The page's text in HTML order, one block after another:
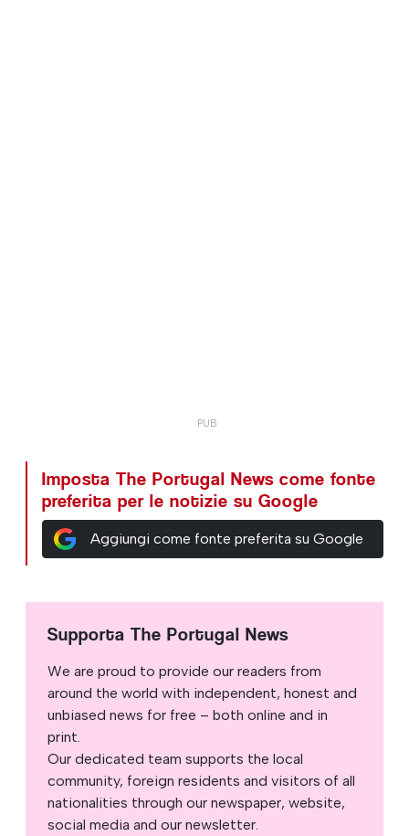
Imposta The Portugal News come fonte
preferita per le notizie su Google
Aggiungi come fonte preferita su Google
Supporta The Portugal News
We are proud to provide our readers from
around the world with independent, honest and
unbiased news for free – both online and in
print.
Our dedicated team supports the local
community, foreign residents and visitors of all
nationalities through our newspaper, website,
social media and our newsletter.